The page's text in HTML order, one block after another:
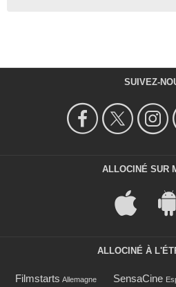
SUIVEZ-
ALLOCINÉ SUR
ALLOCINÉ À
Filmstarts Allemagne SensaCine